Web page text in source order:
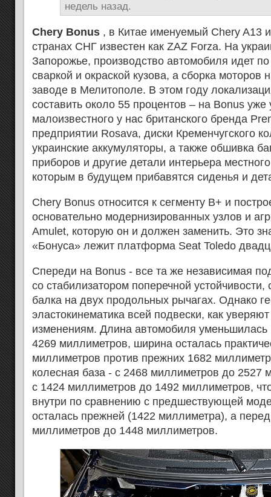
недель назад.
Chery Bonus , в Китае именуемый Chery A13
странах СНГ известен как ZAZ Forza. На
Запорожье, производство автомобиля идет
сваркой и окраской кузова, а сборка моторов
заводе в Мелитополе. В этом году
составить около 55 процентов – на Bonus
малоизвестного у нас британского бренда
предприятии Rosava, диски Кременчугского
украинские аккумуляторы, а также обшивка
приборов и другие детали интерьера
которым в будущем прибавятся сиденья и
Chery Bonus относится к сегменту B+ и
основательно модернизированных узлов и
Amulet, которую он и должен заменить. Это
«Бонуса» лежит платформа Seat Toledo
Спереди на Bonus - все та же независимая
со стабилизатором поперечной
балка на двух продольных рычагах. Однако
эластокинематика всей подвески, как
изменениям. Длина автомобиля уменьшилась
4269 миллиметров, ширина осталась
миллиметров против прежних 1682
колесная база - с 2468 миллиметров до 2527
с 1424 миллиметров до 1492 миллиметров,
внутри по сравнению с предшествующей
осталась прежней (1422 миллиметра), а
миллиметров до 1448 миллиметров.